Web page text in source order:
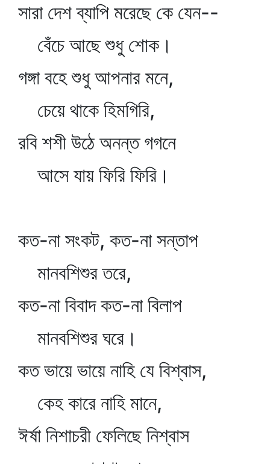
সারা দেশ ব্যাপি মরেছে কে যেন--
বেঁচে আছে শুধু শোক।
গঙ্গা বহে শুধু আপনার মনে,
চেয়ে থাকে হিমগিরি,
রবি শশী উঠে অনন্ত গগনে
আসে যায় ফিরি ফিরি।
কত-না সংকট, কত-না সন্তাপ
মানবশিশুর তরে,
কত-না বিবাদ কত-না বিলাপ
মানবশিশুর ঘরে।
কত ভায়ে ভায়ে নাহি যে বিশ্বাস,
কেহ কারে নাহি মানে,
ঈর্ষা নিশাচরী ফেলিছে নিশ্বাস